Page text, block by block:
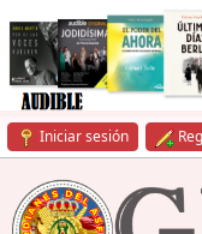
Iniciar sesión